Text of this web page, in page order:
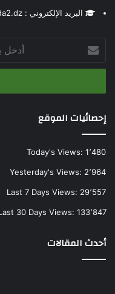
البريد الإلكتروني : webmaster@univ-blida2.dz
بريدك
الإلكتروني
إحصائيات الموقع
Today's Views: 1٬480
Yesterday's Views: 2٬964
Last 7 Days Views: 29٬557
30 Days Views: 133٬847
أحدث المقالات